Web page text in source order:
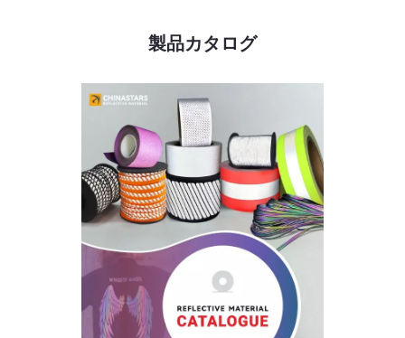
製品カタログ